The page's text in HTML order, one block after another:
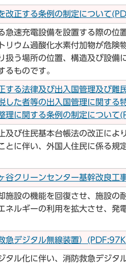
改正する条例の制定について
速充電設備を設置する際の位
リウム過酸化水素付加物が危険
扱う場所の位置、構造及び設備
るものです。
する法律及び出入国管理及び難
した者等の出入国管理に関する
理に関する条例の制定について
び住民基本台帳法の改正によ
とに伴い、外国人住民に係る規
谷クリーンセンター基幹改良工
設の機能を回復させ、施設の
ネルギーの利用を拡大させ、発
急デジタル無線装置）
ル化に伴い、消防救急デジタ